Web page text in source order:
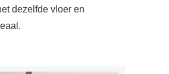
dezelfde vloer en